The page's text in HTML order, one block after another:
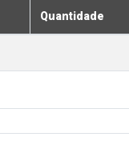
Quantidade